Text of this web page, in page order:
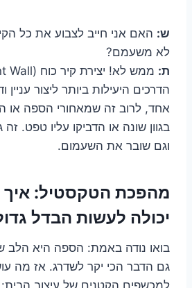
ש: האם אני חייב לצבוע את כל
לא משעמם?
ת:
הדרכים היעילות ביותר ליצור
אחד, לרוב זה שמאחורי הספה או
בגוון שונה או הדביקו עליו טפט.
וגם שובר את השעמום.
מהפכת הטקסטיל: איך
יכולה לעשות הבדל
בואו נודה באמת: הספה היא הלב
גם הדבר הכי יקר לשדרג. אז מה
למכשפים הקטנים של עיצוב